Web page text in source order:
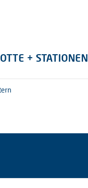
+ STATIONEN